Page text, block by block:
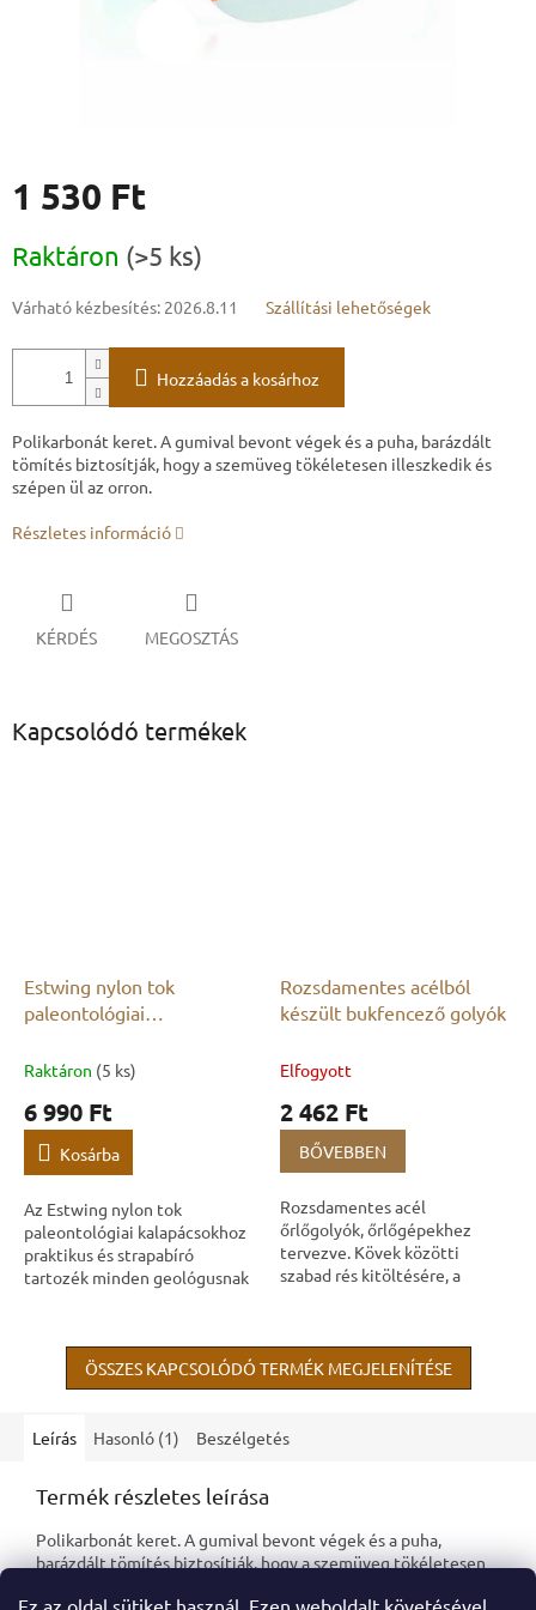
Ez az oldal sütiket használ. Ezen weboldalt követésével
1 530 Ft
Raktáron (>5 ks)
Várható kézbesítés: 2026.8.11 Szállítási lehetőségek
Hozzáadás a kosárhoz
Polikarbonát keret. A gumival bevont végek és a puha, barázdált
tömítés biztosítják, hogy a szemüveg tökéletesen illeszkedik és
szépen ül az orron.
Részletes információ
KÉRDÉS MEGOSZTÁS
Kapcsolódó termékek
Estwing nylon tok
paleontológiai
Raktáron (5 ks)
6 990 Ft
Kosárba
Az Estwing nylon tok
paleontológiai kalapácsokhoz
praktikus és strapabíró
tartozék minden geológusnak
szállíthatja szerszámát, és...
Rozsdamentes acélból
készült bukfencező golyók
Elfogyott
2 462 Ft
BŐVEBBEN
Rozsdamentes acél
őrlőgolyók, őrlőgépekhez
tervezve. Kövek közötti
szabad rés kitöltésére, a
valamint egyenletesebb
eredmények...
ÖSSZES KAPCSOLÓDÓ TERMÉK MEGJELENÍTÉSE
Leírás Hasonló (1) Beszélgetés
Termék részletes leírása
Polikarbonát keret. A gumival bevont végek és a puha,
barázdált tömítés biztosítják, hogy a szemüveg tökéletesen